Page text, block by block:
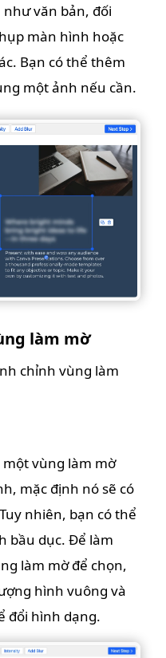
văn bản, đối
màn hình hoặc
Bạn có thể thêm
một ảnh nếu cần.
làm mờ
chỉnh vùng làm
một vùng làm mờ
mặc định nó sẽ có
nhiên, bạn có thể
bầu dục. Để làm
làm mờ để chọn,
hình vuông và
đổi hình dạng.